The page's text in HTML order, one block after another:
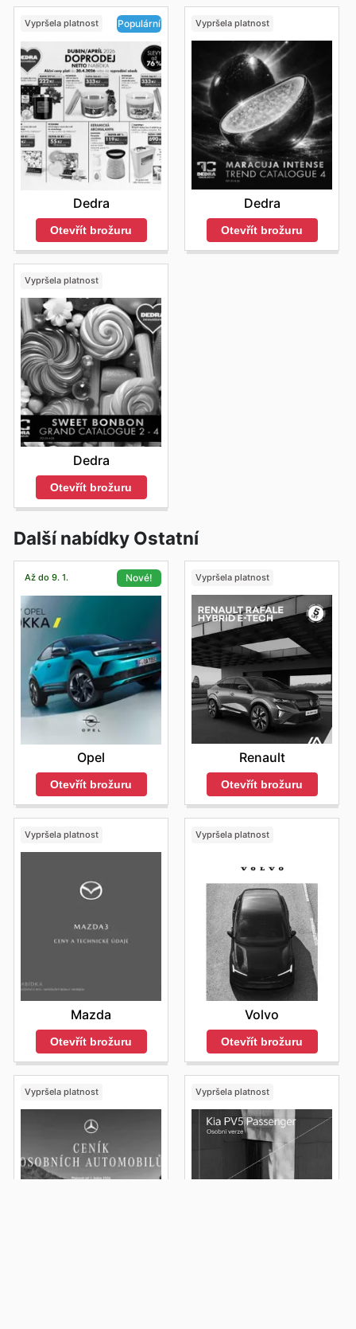
Vypršela platnost Populární
Dedra
Otevřít brožuru
Vypršela platnost
Dedra
Otevřít brožuru
Vypršela platnost
Dedra
Otevřít brožuru
Další nabídky Ostatní
Až do 9. 1. Nové!
Opel
Otevřít brožuru
Vypršela platnost
Renault
Otevřít brožuru
Vypršela platnost
Mazda
Otevřít brožuru
Vypršela platnost
Volvo
Otevřít brožuru
Vypršela platnost Vypršela platnost